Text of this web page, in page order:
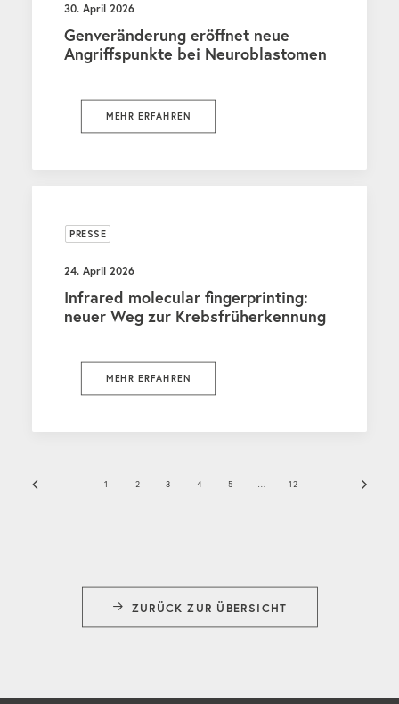
30. April 2026
Genveränderung eröffnet neue
Angriffspunkte bei Neuroblastomen
MEHR ERFAHREN
PRESSE
24. April 2026
Infrared molecular fingerprinting:
neuer Weg zur Krebsfrüherkennung
MEHR ERFAHREN
1 2 3 4 5 12
ZURÜCK ZUR ÜBERSICHT